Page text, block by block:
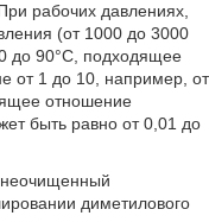
рабочих давлениях,
(от 1000 до 3000
до 90°С, подходящее
от 1 до 10, например, от
отношение
быть равно от 0,01 до
диметилового